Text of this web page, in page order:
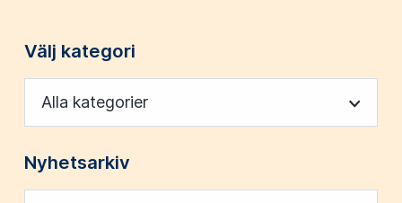
Välj kategori
Alla kategorier
Nyhetsarkiv